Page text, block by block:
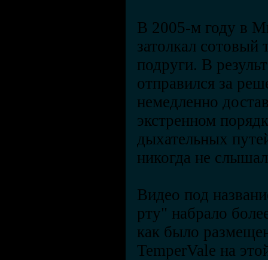
В 2005-м году в
затолкал
подруги. В
отправился за
немедленно
экстренном
дыхательных
никогда не
Видео под
рту" набрало
как было
TemperVale на